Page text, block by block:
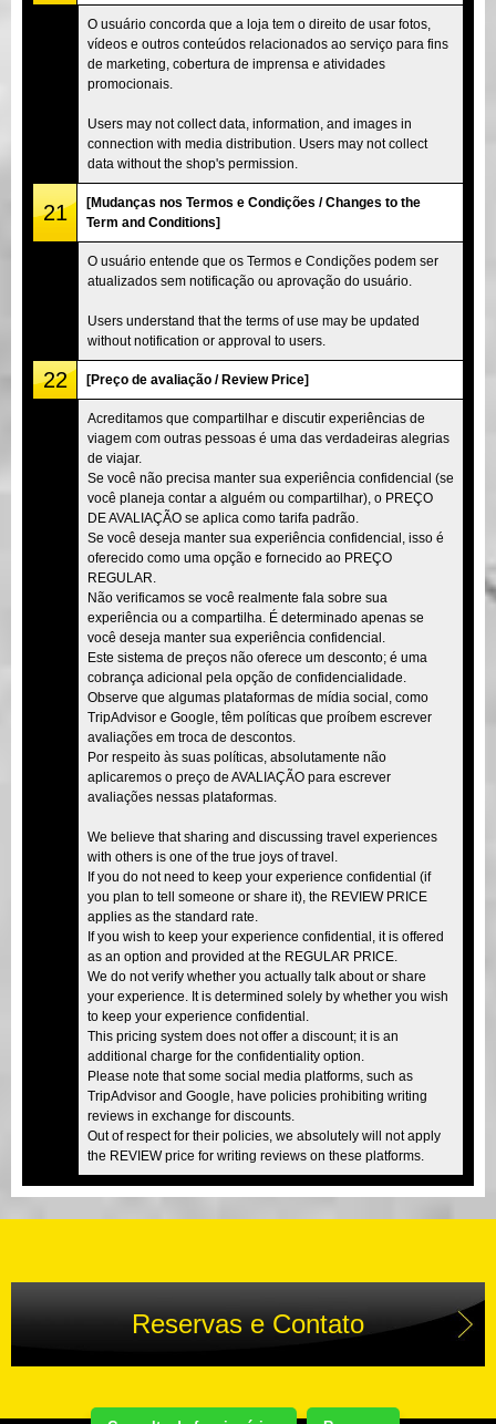
O usuário concorda que a loja tem o direito de usar fotos,
vídeos e outros conteúdos relacionados ao serviço para fins
de marketing, cobertura de imprensa e atividades
promocionais.
Users may not collect data, information, and images in
connection with media distribution. Users may not collect
data without the shop's permission.
21
[Mudanças nos Termos e Condições / Changes to the
Term and Conditions]
O usuário entende que os Termos e Condições podem ser
atualizados sem notificação ou aprovação do usuário.
Users understand that the terms of use may be updated
without notification or approval to users.
22 [Preço de avaliação / Review Price]
Acreditamos que compartilhar e discutir experiências de
viagem com outras pessoas é uma das verdadeiras alegrias
de viajar.
Se você não precisa manter sua experiência confidencial (se
você planeja contar a alguém ou compartilhar), o PREÇO
DE AVALIAÇÃO se aplica como tarifa padrão.
Se você deseja manter sua experiência confidencial, isso é
oferecido como uma opção e fornecido ao PREÇO
REGULAR.
Não verificamos se você realmente fala sobre sua
experiência ou a compartilha. É determinado apenas se
você deseja manter sua experiência confidencial.
Este sistema de preços não oferece um desconto; é uma
cobrança adicional pela opção de confidencialidade.
Observe que algumas plataformas de mídia social, como
TripAdvisor e Google, têm políticas que proíbem escrever
avaliações em troca de descontos.
Por respeito às suas políticas, absolutamente não
aplicaremos o preço de AVALIAÇÃO para escrever
avaliações nessas plataformas.
We believe that sharing and discussing travel experiences
with others is one of the true joys of travel.
If you do not need to keep your experience confidential (if
you plan to tell someone or share it), the REVIEW PRICE
applies as the standard rate.
If you wish to keep your experience confidential, it is offered
as an option and provided at the REGULAR PRICE.
We do not verify whether you actually talk about or share
your experience. It is determined solely by whether you wish
to keep your experience confidential.
This pricing system does not offer a discount; it is an
additional charge for the confidentiality option.
Please note that some social media platforms, such as
TripAdvisor and Google, have policies prohibiting writing
reviews in exchange for discounts.
Out of respect for their policies, we absolutely will not apply
the REVIEW price for writing reviews on these platforms.
Reservas e Contato